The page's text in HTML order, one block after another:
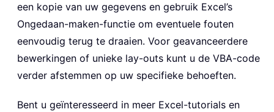
een kopie van uw gegevens en gebruik Excel’s
Ongedaan-maken-functie om eventuele fouten
eenvoudig terug te draaien. Voor geavanceerdere
bewerkingen of unieke lay-outs kunt u de VBA-code
verder afstemmen op uw specifieke behoeften.
Bent u geïnteresseerd in meer Excel-tutorials en